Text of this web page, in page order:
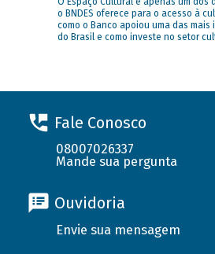
o BNDES oferece para o acesso à
como o Banco apoiou uma das
do Brasil e como investe no setor
Fale Conosco
08007026337
Mande sua pergunta
Ouvidoria
Envie sua mensagem